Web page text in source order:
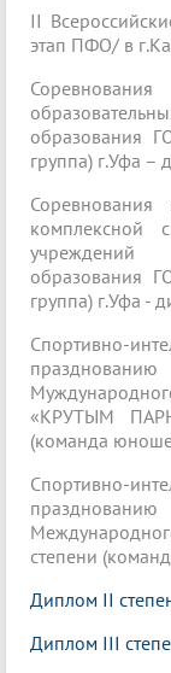
II
этап ПФО/ в
образования
группа) г.Уфа –
комплексной
учреждений
образования
группа) г.Уфа -
Спортивно-
«КРУТЫМ
(команда
Спортивно-
степени
Диплом II
Диплом III